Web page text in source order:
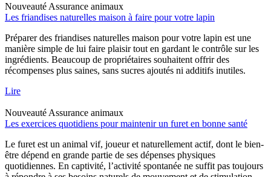
Nouveauté Assurance animaux
Les friandises naturelles maison à faire pour votre lapin
Préparer des friandises naturelles maison pour votre lapin est une
manière simple de lui faire plaisir tout en gardant le contrôle sur les
ingrédients. Beaucoup de propriétaires souhaitent offrir des
récompenses plus saines, sans sucres ajoutés ni additifs inutiles.
Lire
Nouveauté Assurance animaux
Les exercices quotidiens pour maintenir un furet en bonne santé
Le furet est un animal vif, joueur et naturellement actif, dont le bien-
être dépend en grande partie de ses dépenses physiques
quotidiennes. En captivité, l’activité spontanée ne suffit pas toujours